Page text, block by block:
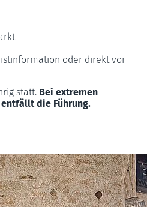
oder direkt vor
statt. Bei extremen
die Führung.